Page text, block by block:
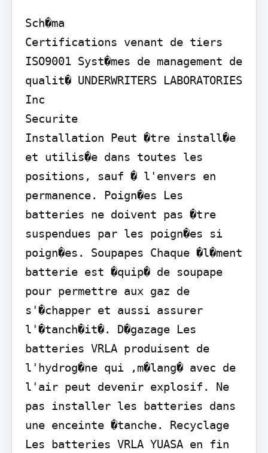
Sch�ma
Certifications venant de tiers
ISO9001 Syst�mes de management de
qualit� UNDERWRITERS LABORATORIES
Inc
Securite
Installation Peut �tre install�e
et utilis�e dans toutes les
positions, sauf � l'envers en
permanence. Poign�es Les
batteries ne doivent pas �tre
suspendues par les poign�es si
poign�es. Soupapes Chaque �l�ment
batterie est �quip� de soupape
pour permettre aux gaz de
s'�chapper et aussi assurer
l'�tanch�it�. D�gazage Les
batteries VRLA produisent de
l'hydrog�ne qui ,m�lang� avec de
l'air peut devenir explosif. Ne
pas installer les batteries dans
une enceinte �tanche. Recyclage
Les batteries VRLA YUASA en fin